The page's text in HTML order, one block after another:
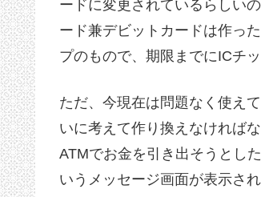
ードに変更されているらしい
ード兼デビットカードは作っ
プのもので、期限までにICチ
ただ、今現在は問題なく使え
いに考えて作り換えなければ
ATMでお金を引き出そうとし
いうメッセージ画面が表示され